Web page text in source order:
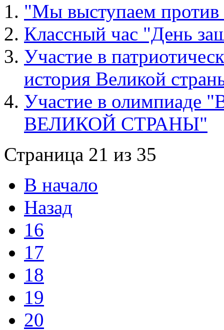
"Мы выступаем против
Классный час "День
Участие в
история Великой
Участие в
ВЕЛИКОЙ СТРАНЫ"
Страница 21 из 35
В начало
Назад
16
17
18
19
20